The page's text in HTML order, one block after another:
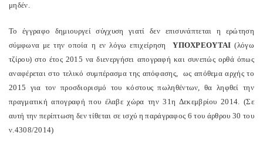
μηδέν.
Το έγγραφο δημιουργεί σύγχυση γιατί δεν επισυνάπτεται η ερώτηση
σύμφωνα με την οποία η εν λόγω επιχείρηση
ΥΠΟΧΡΕΟΥΤΑΙ (λόγω
τζίρου) στο έτος 2015 να διενεργήσει απογραφή και συνεπώς ορθά όπως
αναφέρεται στο τελικό συμπέρασμα της απόφασης, ως απόθεμα αρχής το
2015 για τον προσδιορισμό του κόστους πωληθέντων, θα ληφθεί την
πραγματική απογραφή που έλαβε χώρα την 31η Δεκεμβρίου 2014. (Σε
αυτή την περίπτωση δεν τίθεται σε ισχύ η παράγραφος 6 του άρθρου 30 του
ν.4308/2014)